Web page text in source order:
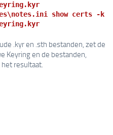
show certs -k
.kyr en .sth bestanden, zet de
Keyring en de bestanden,
resultaat.